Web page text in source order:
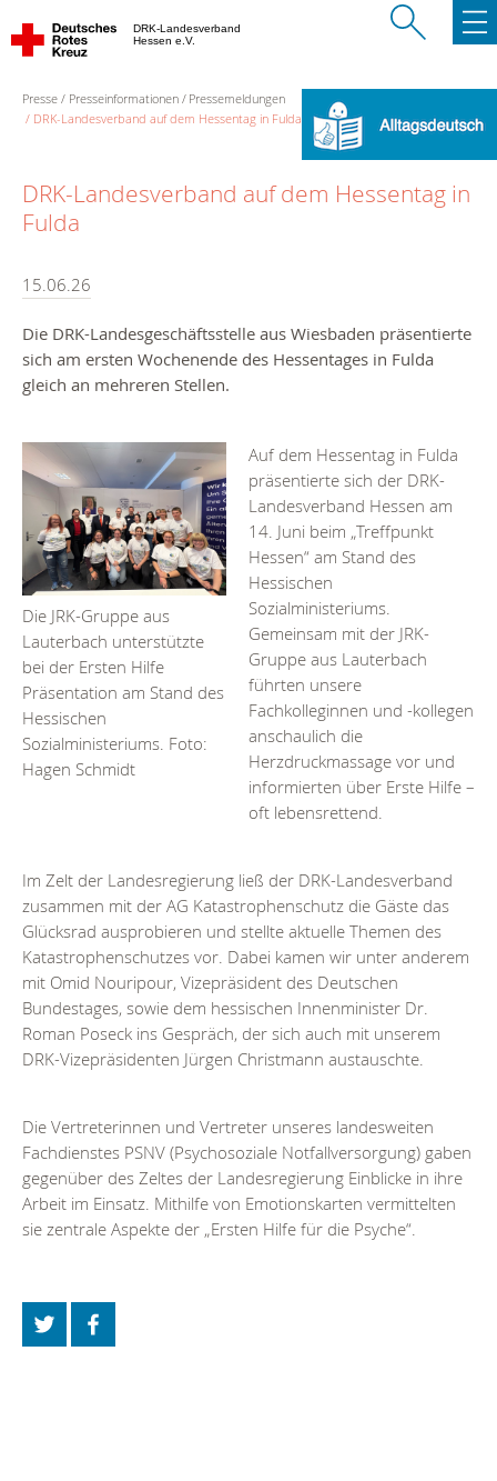
DRK-Landesverband
Hessen e.V.
Presse Presseinformationen
Pressemeldungen
DRK-Landesverband auf dem Hessentag in Fulda
DRK-Landesverband auf dem Hessentag in
Fulda
15.06.26
Die DRK-Landesgeschäftsstelle aus Wiesbaden präsentierte
sich am ersten Wochenende des Hessentages in Fulda
gleich an mehreren Stellen.
Die JRK-Gruppe aus
Lauterbach unterstützte
bei der Ersten Hilfe
Präsentation am Stand des
Hessischen
Sozialministeriums. Foto:
Hagen Schmidt
Auf dem Hessentag in Fulda
präsentierte sich der DRK-
Landesverband Hessen am
14. Juni beim „Treffpunkt
Hessen“ am Stand des
Hessischen
Sozialministeriums.
Gemeinsam mit der JRK-
Gruppe aus Lauterbach
führten unsere
Fachkolleginnen und -kollegen
anschaulich die
Herzdruckmassage vor und
informierten über Erste Hilfe –
oft lebensrettend.
Im Zelt der Landesregierung ließ der DRK-Landesverband
zusammen mit der AG Katastrophenschutz die Gäste das
Glücksrad ausprobieren und stellte aktuelle Themen des
Katastrophenschutzes vor. Dabei kamen wir unter anderem
mit Omid Nouripour, Vizepräsident des Deutschen
Bundestages, sowie dem hessischen Innenminister Dr.
Roman Poseck ins Gespräch, der sich auch mit unserem
DRK-Vizepräsidenten Jürgen Christmann austauschte.
Die Vertreterinnen und Vertreter unseres landesweiten
Fachdienstes PSNV (Psychosoziale Notfallversorgung) gaben
gegenüber des Zeltes der Landesregierung Einblicke in ihre
Arbeit im Einsatz. Mithilfe von Emotionskarten vermittelten
sie zentrale Aspekte der „Ersten Hilfe für die Psyche“.